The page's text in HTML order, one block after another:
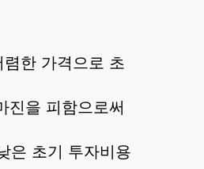
한 가격으로 초
진을 피함으로써
은 초기 투자비용